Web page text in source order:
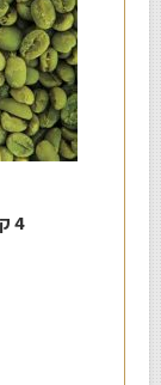
4 קג פולי קפה ירוק 100% ערביקה